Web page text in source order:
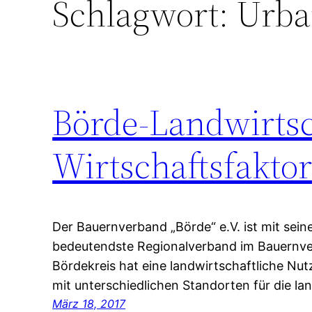
Schlagwort:
Börde-
Wirtschaftsfaktor
Der Bauernverband „Börde“ e.V. ist mit
bedeutendste Regionalverband im
Bördekreis hat eine landwirtschaftliche
mit unterschiedlichen Standorten für die
März 18, 2017